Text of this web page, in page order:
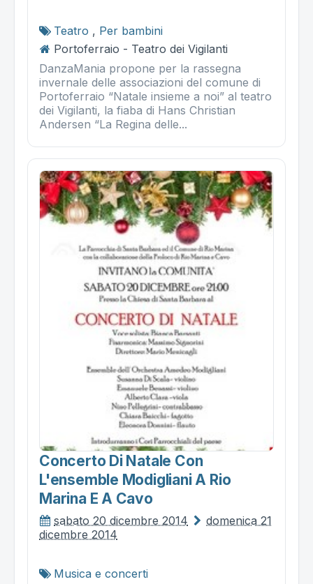
Teatro , Per bambini
Portoferraio - Teatro dei Vigilanti
DanzaMania propone per la rassegna
invernale delle associazioni del comune di
Portoferraio “Natale insieme a noi” al teatro
dei Vigilanti, la fiaba di Hans Christian
Andersen “La Regina delle...
Concerto Di Natale Con
L'ensemble Modigliani A Rio
Marina E A Cavo
sabato 20 dicembre 2014
domenica 21
dicembre 2014
Musica e concerti